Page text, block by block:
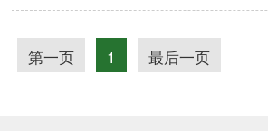
第一页 1 最后一页